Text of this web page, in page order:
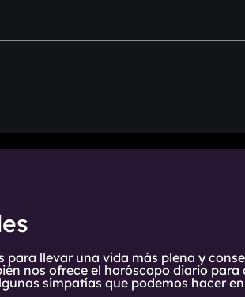
para llevar una vida más plena y
nos ofrece el horóscopo diario
simpatías que podemos hacer